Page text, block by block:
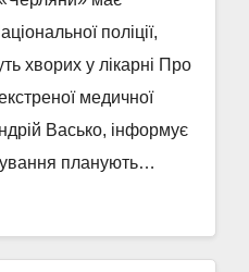
поліції,
хворих у лікарні Про
медичної
Васько, інформує
планують…